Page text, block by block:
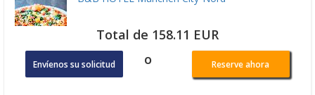
Total de 158.11 EUR
Envíenos su solicitud o Reserve ahora